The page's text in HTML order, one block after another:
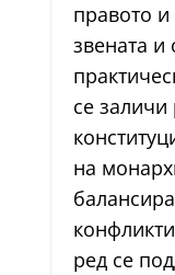
правото
звената и
се заличи
на
ред се